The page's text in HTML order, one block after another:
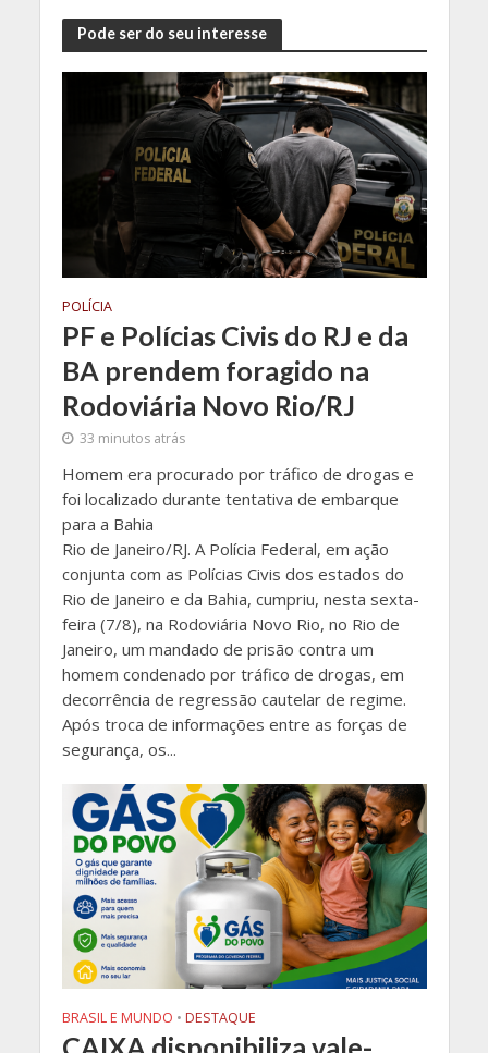
Pode ser do seu interesse
POLÍCIA
PF e Polícias Civis do RJ e da
BA prendem foragido na
Rodoviária Novo Rio/RJ
33 minutos atrás
Homem era procurado por tráfico de drogas e
foi localizado durante tentativa de embarque
para a Bahia
Rio de Janeiro/RJ. A Polícia Federal, em ação
conjunta com as Polícias Civis dos estados do
Rio de Janeiro e da Bahia, cumpriu, nesta sexta-
feira (7/8), na Rodoviária Novo Rio, no Rio de
Janeiro, um mandado de prisão contra um
homem condenado por tráfico de drogas, em
decorrência de regressão cautelar de regime.
Após troca de informações entre as forças de
segurança, os...
BRASIL E MUNDO • DESTAQUE
CAIXA disponibiliza vale-